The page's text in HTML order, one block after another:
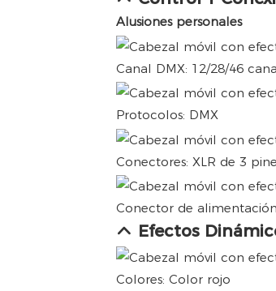
Alusiones personales
Canal DMX: 12/28/46
Protocolos: DMX
Conectores: XLR de 3
Conector de
Efectos
Colores: Color rojo